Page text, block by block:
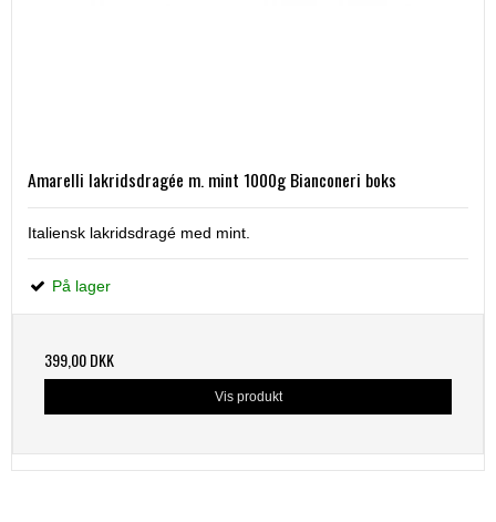
Amarelli lakridsdragée m. mint 1000g Bianconeri boks
Italiensk lakridsdragé med mint.
På lager
399,00 DKK
Vis produkt